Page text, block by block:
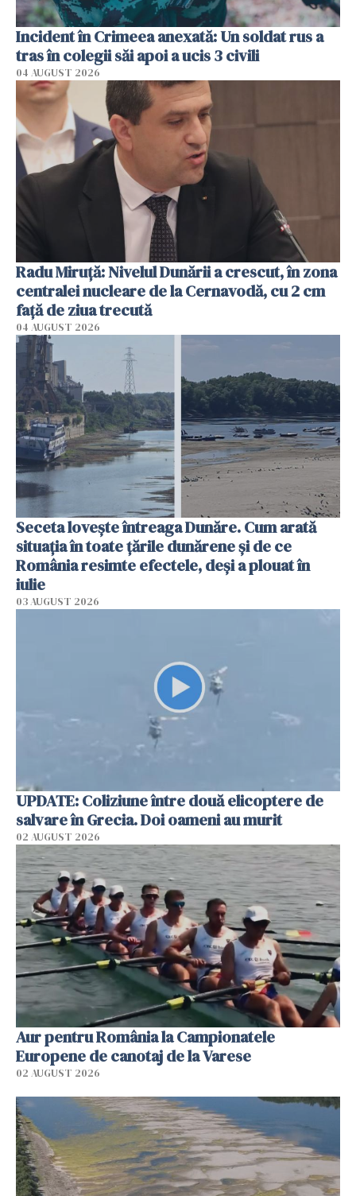
Incident în Crimeea anexată: Un soldat rus a
tras în colegii săi apoi a ucis 3 civili
04 AUGUST 2026
Radu Miruţă: Nivelul Dunării a crescut, în zona
centralei nucleare de la Cernavodă, cu 2 cm
faţă de ziua trecută
04 AUGUST 2026
Seceta lovește întreaga Dunăre. Cum arată
situația în toate țările dunărene și de ce
România resimte efectele, deși a plouat în
iulie
03 AUGUST 2026
UPDATE: Coliziune între două elicoptere de
salvare în Grecia. Doi oameni au murit
02 AUGUST 2026
Aur pentru România la Campionatele
Europene de canotaj de la Varese
02 AUGUST 2026